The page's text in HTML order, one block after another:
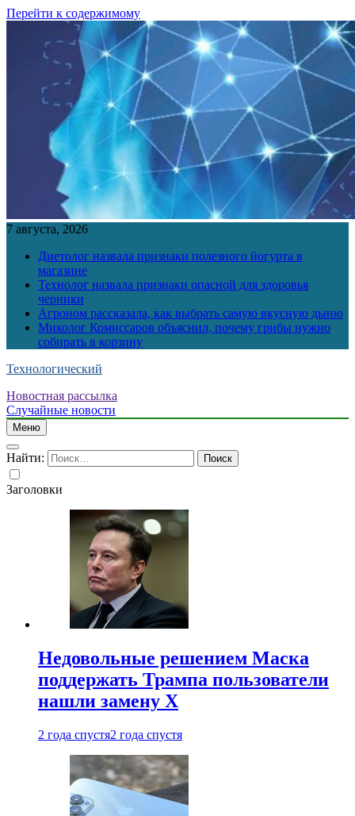
Перейти к содержимому
7 августа, 2026
Диетолог назвала признаки полезного йогурта в
магазине
Технолог назвала признаки опасной для здоровья
черники
Агроном рассказала, как выбрать самую вкусную дыню
Миколог Комиссаров объяснил, почему грибы нужно
собирать в корзину
Технологический
Новостная рассылка
Случайные новости
Меню
Найти:
Заголовки
Недовольные решением Маска
поддержать Трампа пользователи
нашли замену X
2 года спустя2 года спустя